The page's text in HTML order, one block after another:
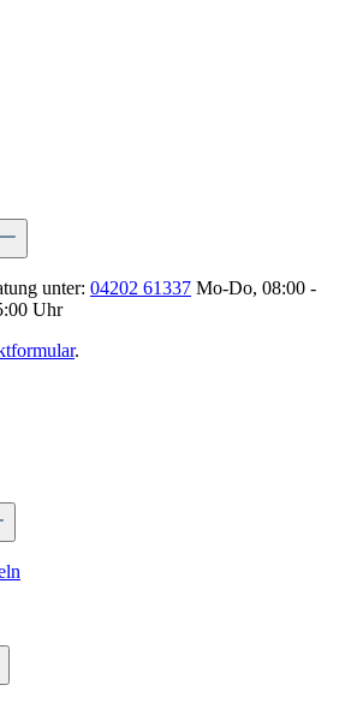
unter: 04202 61337 Mo-Do, 08:00 -
Uhr
.